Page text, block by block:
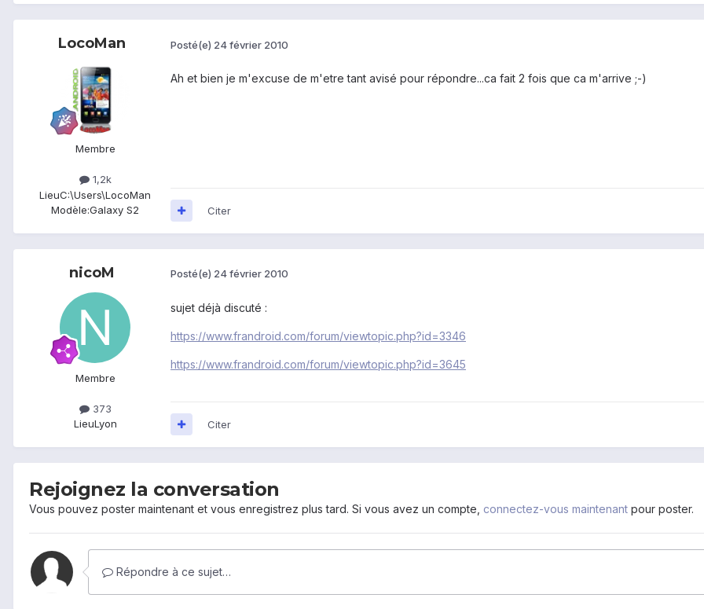
LocoMan
Membre
1,2k
LieuC:\Users\LocoMan
Modèle:Galaxy S2
Posté(e) 24 février 2010
Ah et bien je m'excuse de m'etre tant avisé pour répondre...ca fait 2 fois que ca m'arrive ;-)
Citer
nicoM
Membre
373
LieuLyon
Posté(e) 24 février 2010
sujet déjà discuté :
https://www.frandroid.com/forum/viewtopic.php?id=3346
https://www.frandroid.com/forum/viewtopic.php?id=3645
Citer
Rejoignez la conversation
Vous pouvez poster maintenant et vous enregistrez plus tard. Si vous avez un compte, connectez-vous maintenant pour poster.
Répondre à ce sujet…